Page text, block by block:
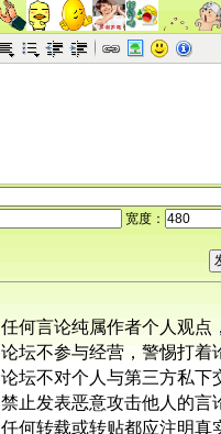
宽度：
任何言论纯属作者个人观点
论坛不参与经营，警惕打着
论坛不对个人与第三方私下
禁止发表恶意攻击他人的言
任何转载或转贴都应注明真